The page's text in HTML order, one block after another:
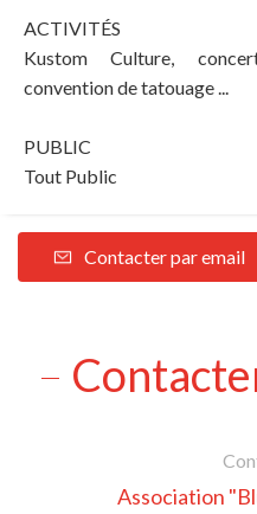
ACTIVITÉS
Kustom Culture,
convention de tatouage ...
PUBLIC
Tout Public
Contacter par email
Association